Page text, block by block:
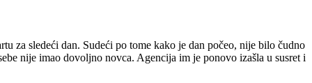
za sledeći dan. Sudeći po tome kako je dan počeo, nije bilo čudno
nije imao dovoljno novca. Agencija im je ponovo izašla u susret i